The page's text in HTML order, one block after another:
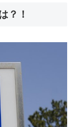
？！